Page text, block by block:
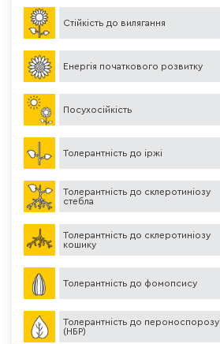
Стійкість до вилягання
Енергія початкового розвитку
Посухосійкість
Толерантність до іржі
Толерантність до склеротиніозу
стебла
Толерантність до склеротиніозу
кошику
Толерантність до фомопсису
Толерантність до пероноспорозу
(НБР)